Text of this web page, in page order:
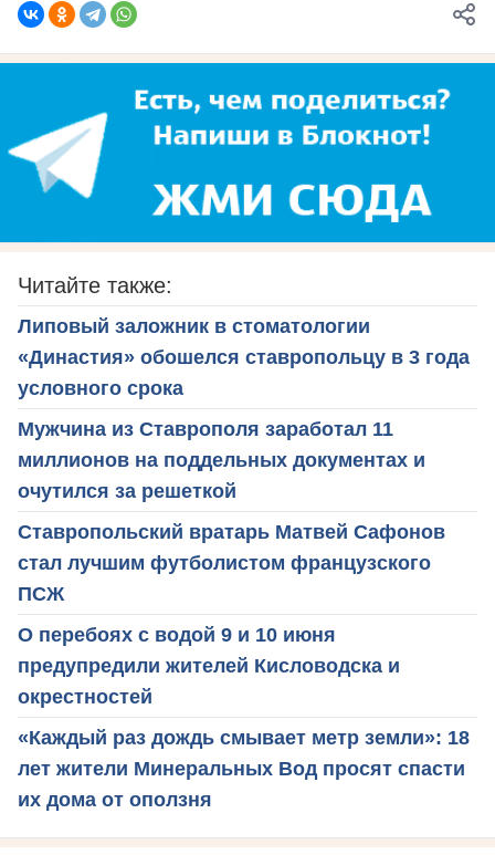
Читайте также:
Липовый заложник в стоматологии
«Династия» обошелся ставропольцу в 3 года
условного срока
Мужчина из Ставрополя заработал 11
миллионов на поддельных документах и
очутился за решеткой
Ставропольский вратарь Матвей Сафонов
стал лучшим футболистом французского
ПСЖ
О перебоях с водой 9 и 10 июня
предупредили жителей Кисловодска и
окрестностей
«Каждый раз дождь смывает метр земли»: 18
лет жители Минеральных Вод просят спасти
их дома от оползня